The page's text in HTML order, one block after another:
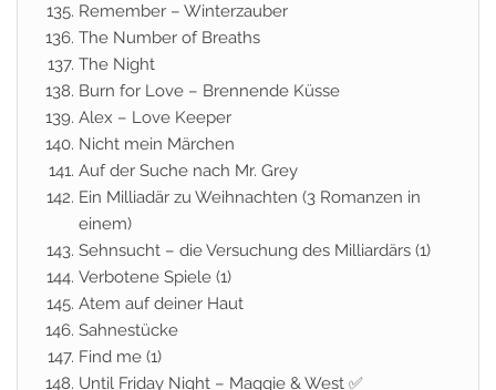
Remember – Winterzauber
The Number of Breaths
The Night
Burn for Love – Brennende Küsse
Alex – Love Keeper
Nicht mein Märchen
Auf der Suche nach Mr. Grey
Ein Milliadär zu Weihnachten (3 Romanzen in
einem)
Sehnsucht – die Versuchung des Milliardärs (1)
Verbotene Spiele (1)
Atem auf deiner Haut
Sahnestücke
Find me (1)
Until Friday Night – Maggie & West ✅